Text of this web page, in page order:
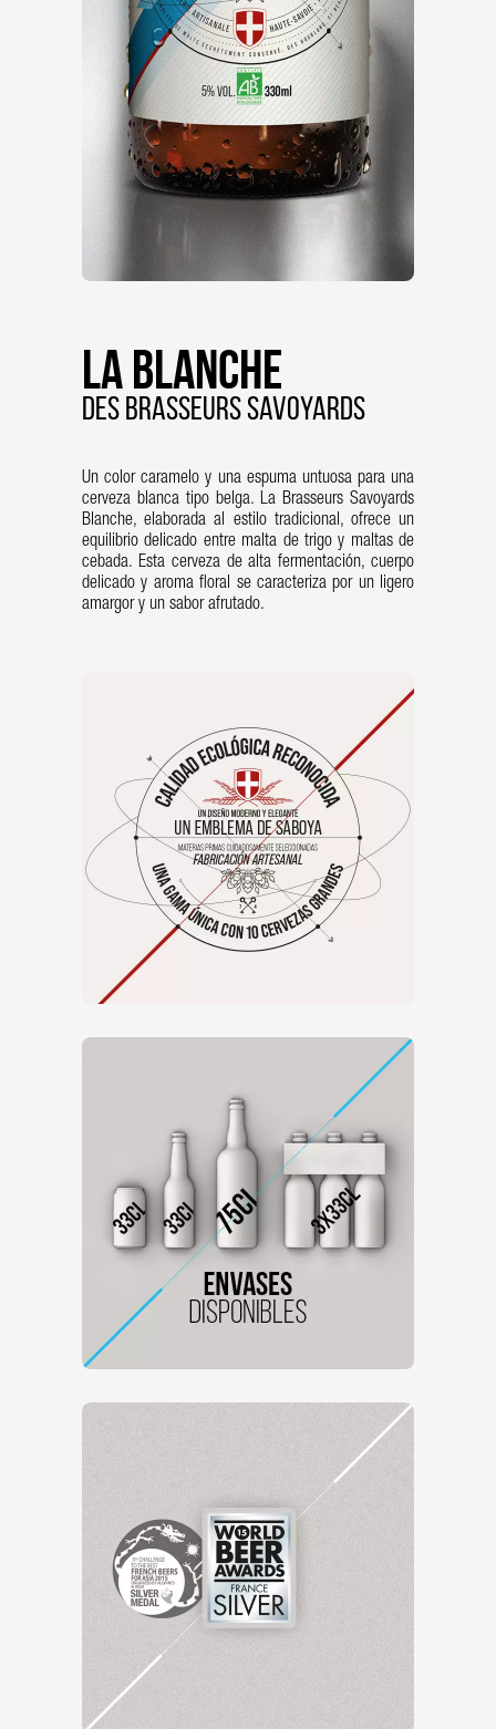
La Blanche
des brasseurs savoyards
Un color caramelo y una espuma untuosa para una
cerveza blanca tipo belga. La Brasseurs Savoyards
Blanche, elaborada al estilo tradicional, ofrece un
equilibrio delicado entre malta de trigo y maltas de
cebada. Esta cerveza de alta fermentación, cuerpo
delicado y aroma floral se caracteriza por un ligero
amargor y un sabor afrutado.